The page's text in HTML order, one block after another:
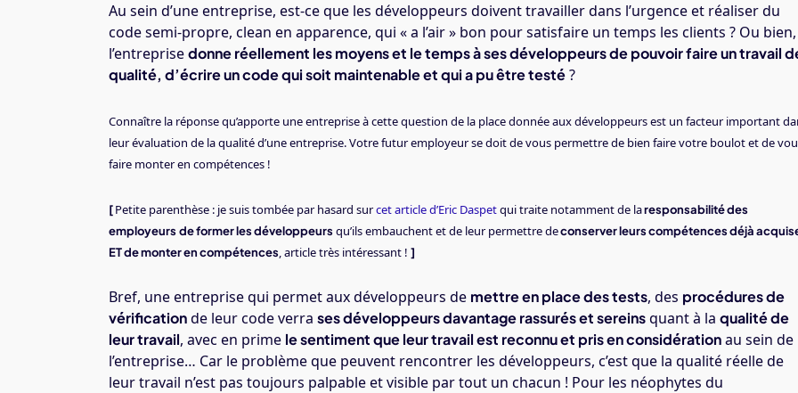
Au sein d’une entreprise, est-ce que les développeurs doivent travailler dans l’urgence et réaliser du
code semi-propre, clean en apparence, qui « a l’air » bon pour satisfaire un temps les clients ? Ou bien,
l’entreprisedonne réellement les moyens et le temps à ses développeurs de pouvoir faire un travail
qualité, d’écrire un code qui soit maintenable et qui a pu être testé?
Connaître la réponse qu’apporte une entreprise à cette question de la place donnée aux développeurs est un facteur important
leur évaluation de la qualité d’une entreprise. Votre futur employeur se doit de vous permettre de bien faire votre boulot et de
faire monter en compétences !
[Petite parenthèse : je suis tombée par hasard surcet article d’Eric Daspetqui traite notamment de laresponsabilité des
employeurs de former les développeurs qu’ils embauchent et de leur permettre deconserver leurs compétences déjà
ET de monter en compétences, article très intéressant ! ]
Bref, une entreprise qui permet aux développeurs de mettre en place des tests, des procédures de
vérificationde leur code verra ses développeurs davantage rassurés et sereinsquant à la qualité de
leur travail, avec en prime le sentiment que leur travail est reconnu et pris en considérationau sein de
l’entreprise… Car le problème que peuvent rencontrer les développeurs, c’est que la qualité réelle de
leur travail n’est pas toujours palpable et visible par tout un chacun ! Pour les néophytes du